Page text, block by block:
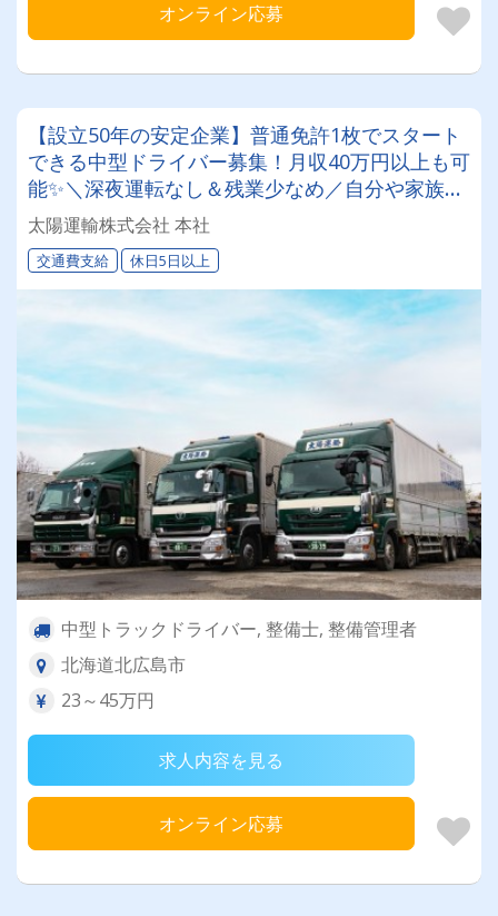
オンライン応募
【設立50年の安定企業】普通免許1枚でスタート
できる中型ドライバー募集！月収40万円以上も可
能✨＼深夜運転なし＆残業少なめ／自分や家族と
の時間を大切にしながら働けます♪ ★一人一台の
専用車両
太陽運輸株式会社 本社
交通費支給 休日5日以上
中型トラックドライバー, 整備士, 整備管理者
北海道北広島市
23～45万円
求人内容を見る
オンライン応募